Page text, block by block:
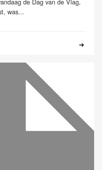
was...